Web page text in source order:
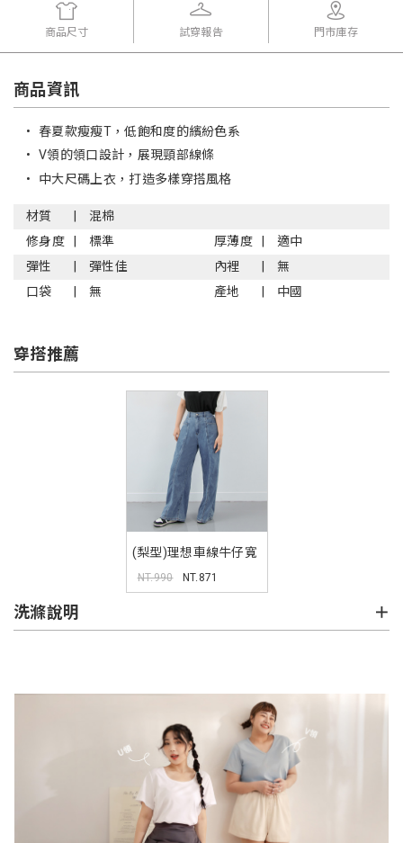
商品尺寸 試穿報告 門市庫存
商品資訊
• 春夏款瘦瘦T，低飽和度的繽紛色系
• V領的領口設計，展現頸部線條
• 中大尺碼上衣，打造多樣穿搭風格
材質
混棉
修身度
標準 厚薄度
適中
彈性
彈性佳 內裡
無
口袋
無 產地 中國
穿搭推薦
(梨型)理想車線牛仔寬
褲
NT.990 NT.871
洗滌說明